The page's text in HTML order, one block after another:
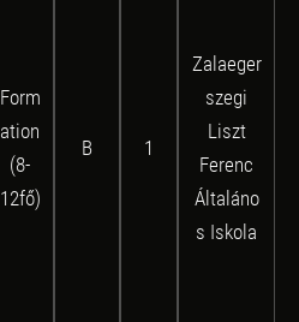
Form
ation
(8-
12fő)
B 1
Zalaeger
szegi
Liszt
Ferenc
Általáno
s Iskola